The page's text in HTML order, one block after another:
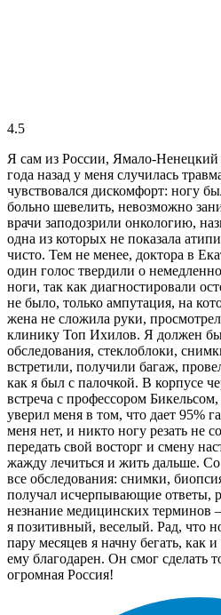
4.5
Я сам из России, Ямало-
года назад у меня случилась
чувствовался дискомфорт: ногу
больно шевелить, невозможно
врачи заподозрили онкологию,
одна из которых не показала
чисто. Тем не менее, доктора в
один голос твердили о
ноги, так как диагностировали
не было, только ампутация, на
жена не сложила руки,
клинику Топ Ихилов. Я должен
обследования, стеклоблоки,
встретили, получили багаж,
как я был с палочкой. В корпусе
встреча с профессором
уверил меня в том, что дает 95%
меня нет, и никто ногу резать не
передать свой восторг и смену
жажду лечиться и жить дальше.
все обследования: снимки,
получал исчерпывающие ответы,
незнание медицинских терминов
я позитивный, веселый. Рад, что
пару месяцев я начну бегать, как
ему благодарен. Он смог сделать
огромная Россия!